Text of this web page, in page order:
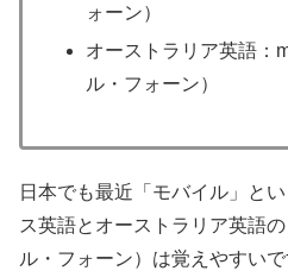
ォーン）
オーストラリア英語：
ル・フォーン）
日本でも最近「モバイル」と
ス英語とオーストラリア英語
ル・フォーン）は覚えやすい